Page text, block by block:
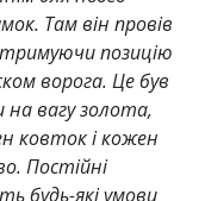
Там він провів
позицію
ворога. Це був
на вагу золота,
ковток і кожен
Постійні
будь-які умови